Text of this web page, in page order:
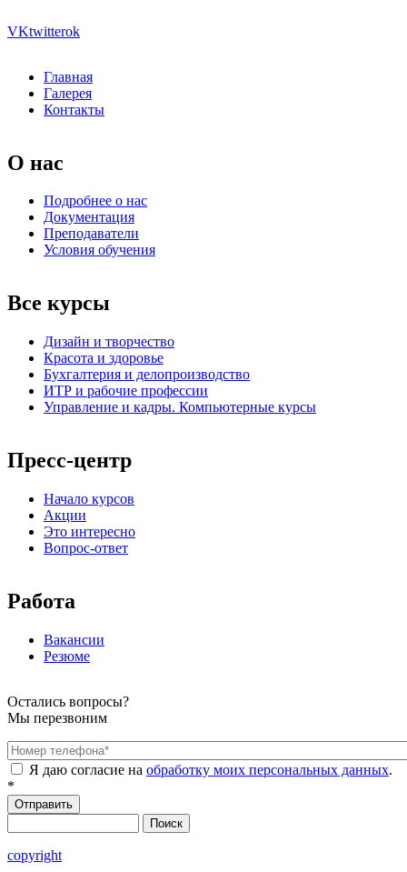
VKtwitterok
Главная
Галерея
Контакты
О нас
Подробнее о нас
Документация
Преподаватели
Условия обучения
Все курсы
Дизайн и творчество
Красота и здоровье
Бухгалтерия и делопроизводство
ИТР и рабочие профессии
Управление и кадры. Компьютерные курсы
Пресс-центр
Начало курсов
Акции
Это интересно
Вопрос-ответ
Работа
Вакансии
Резюме
Остались вопросы?
Мы перезвоним
Номер телефона
Я даю согласие на обработку моих персональных данных.
*
copyright